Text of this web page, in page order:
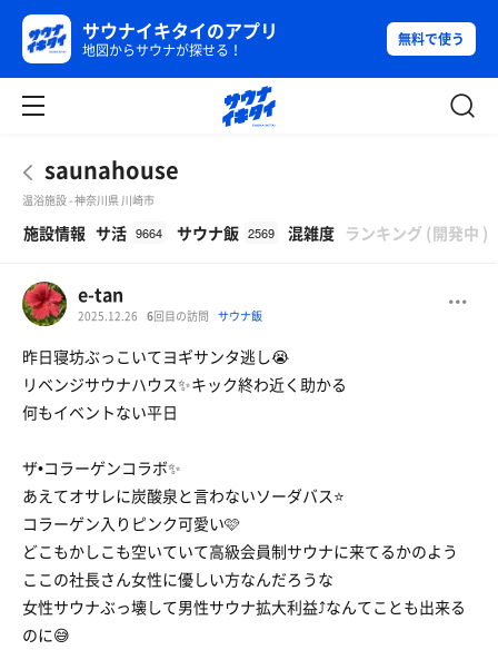
サウナイキタイのアプリ
地図からサウナが探せる！
無料で使う
saunahouse
温浴施設 - 神奈川県 川崎市
施設情報 サ活 9664 サウナ飯 2569 混雑度 ランキング (開発中 )
e-tan
2025.12.26 6回目の訪問 サウナ飯
昨日寝坊ぶっこいてヨギサンタ逃し😭
リベンジサウナハウス✨キック終わ近く助かる
何もイベントない平日
ザ•コラーゲンコラボ✨
あえてオサレに炭酸泉と言わないソーダバス⭐️
コラーゲン入りピンク可愛い🩷
どこもかしこも空いていて高級会員制サウナに来てるかのよう
ここの社長さん女性に優しい方なんだろうな
女性サウナぶっ壊して男性サウナ拡大利益⤴️なんてことも出来る
のに😅